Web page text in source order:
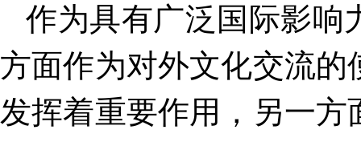
作为具有广泛国际影响
方面作为对外文化交流
发挥着重要作用，另一